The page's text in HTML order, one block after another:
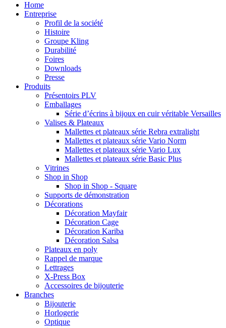
Home
Entreprise
Profil de la société
Histoire
Groupe Kling
Durabilité
Foires
Downloads
Presse
Produits
Présentoirs PLV
Emballages
Série d’écrins à bijoux en cuir véritable Versailles
Valises & Plateaux
Mallettes et plateaux série Rebra extralight
Mallettes et plateaux série Vario Norm
Mallettes et plateaux série Vario Lux
Mallettes et plateaux série Basic Plus
Vitrines
Shop in Shop
Shop in Shop - Square
Supports de démonstration
Décorations
Décoration Mayfair
Décoration Cage
Décoration Kariba
Décoration Salsa
Plateaux en poly
Rappel de marque
Lettrages
X-Press Box
Accessoires de bijouterie
Branches
Bijouterie
Horlogerie
Optique